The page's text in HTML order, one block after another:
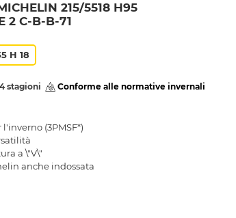
215/5518 H95
2 C-B-B-71
H 18
4 stagioni Conforme alle normative invernali
(3PMSF*)
a \"V\"
anche indossata